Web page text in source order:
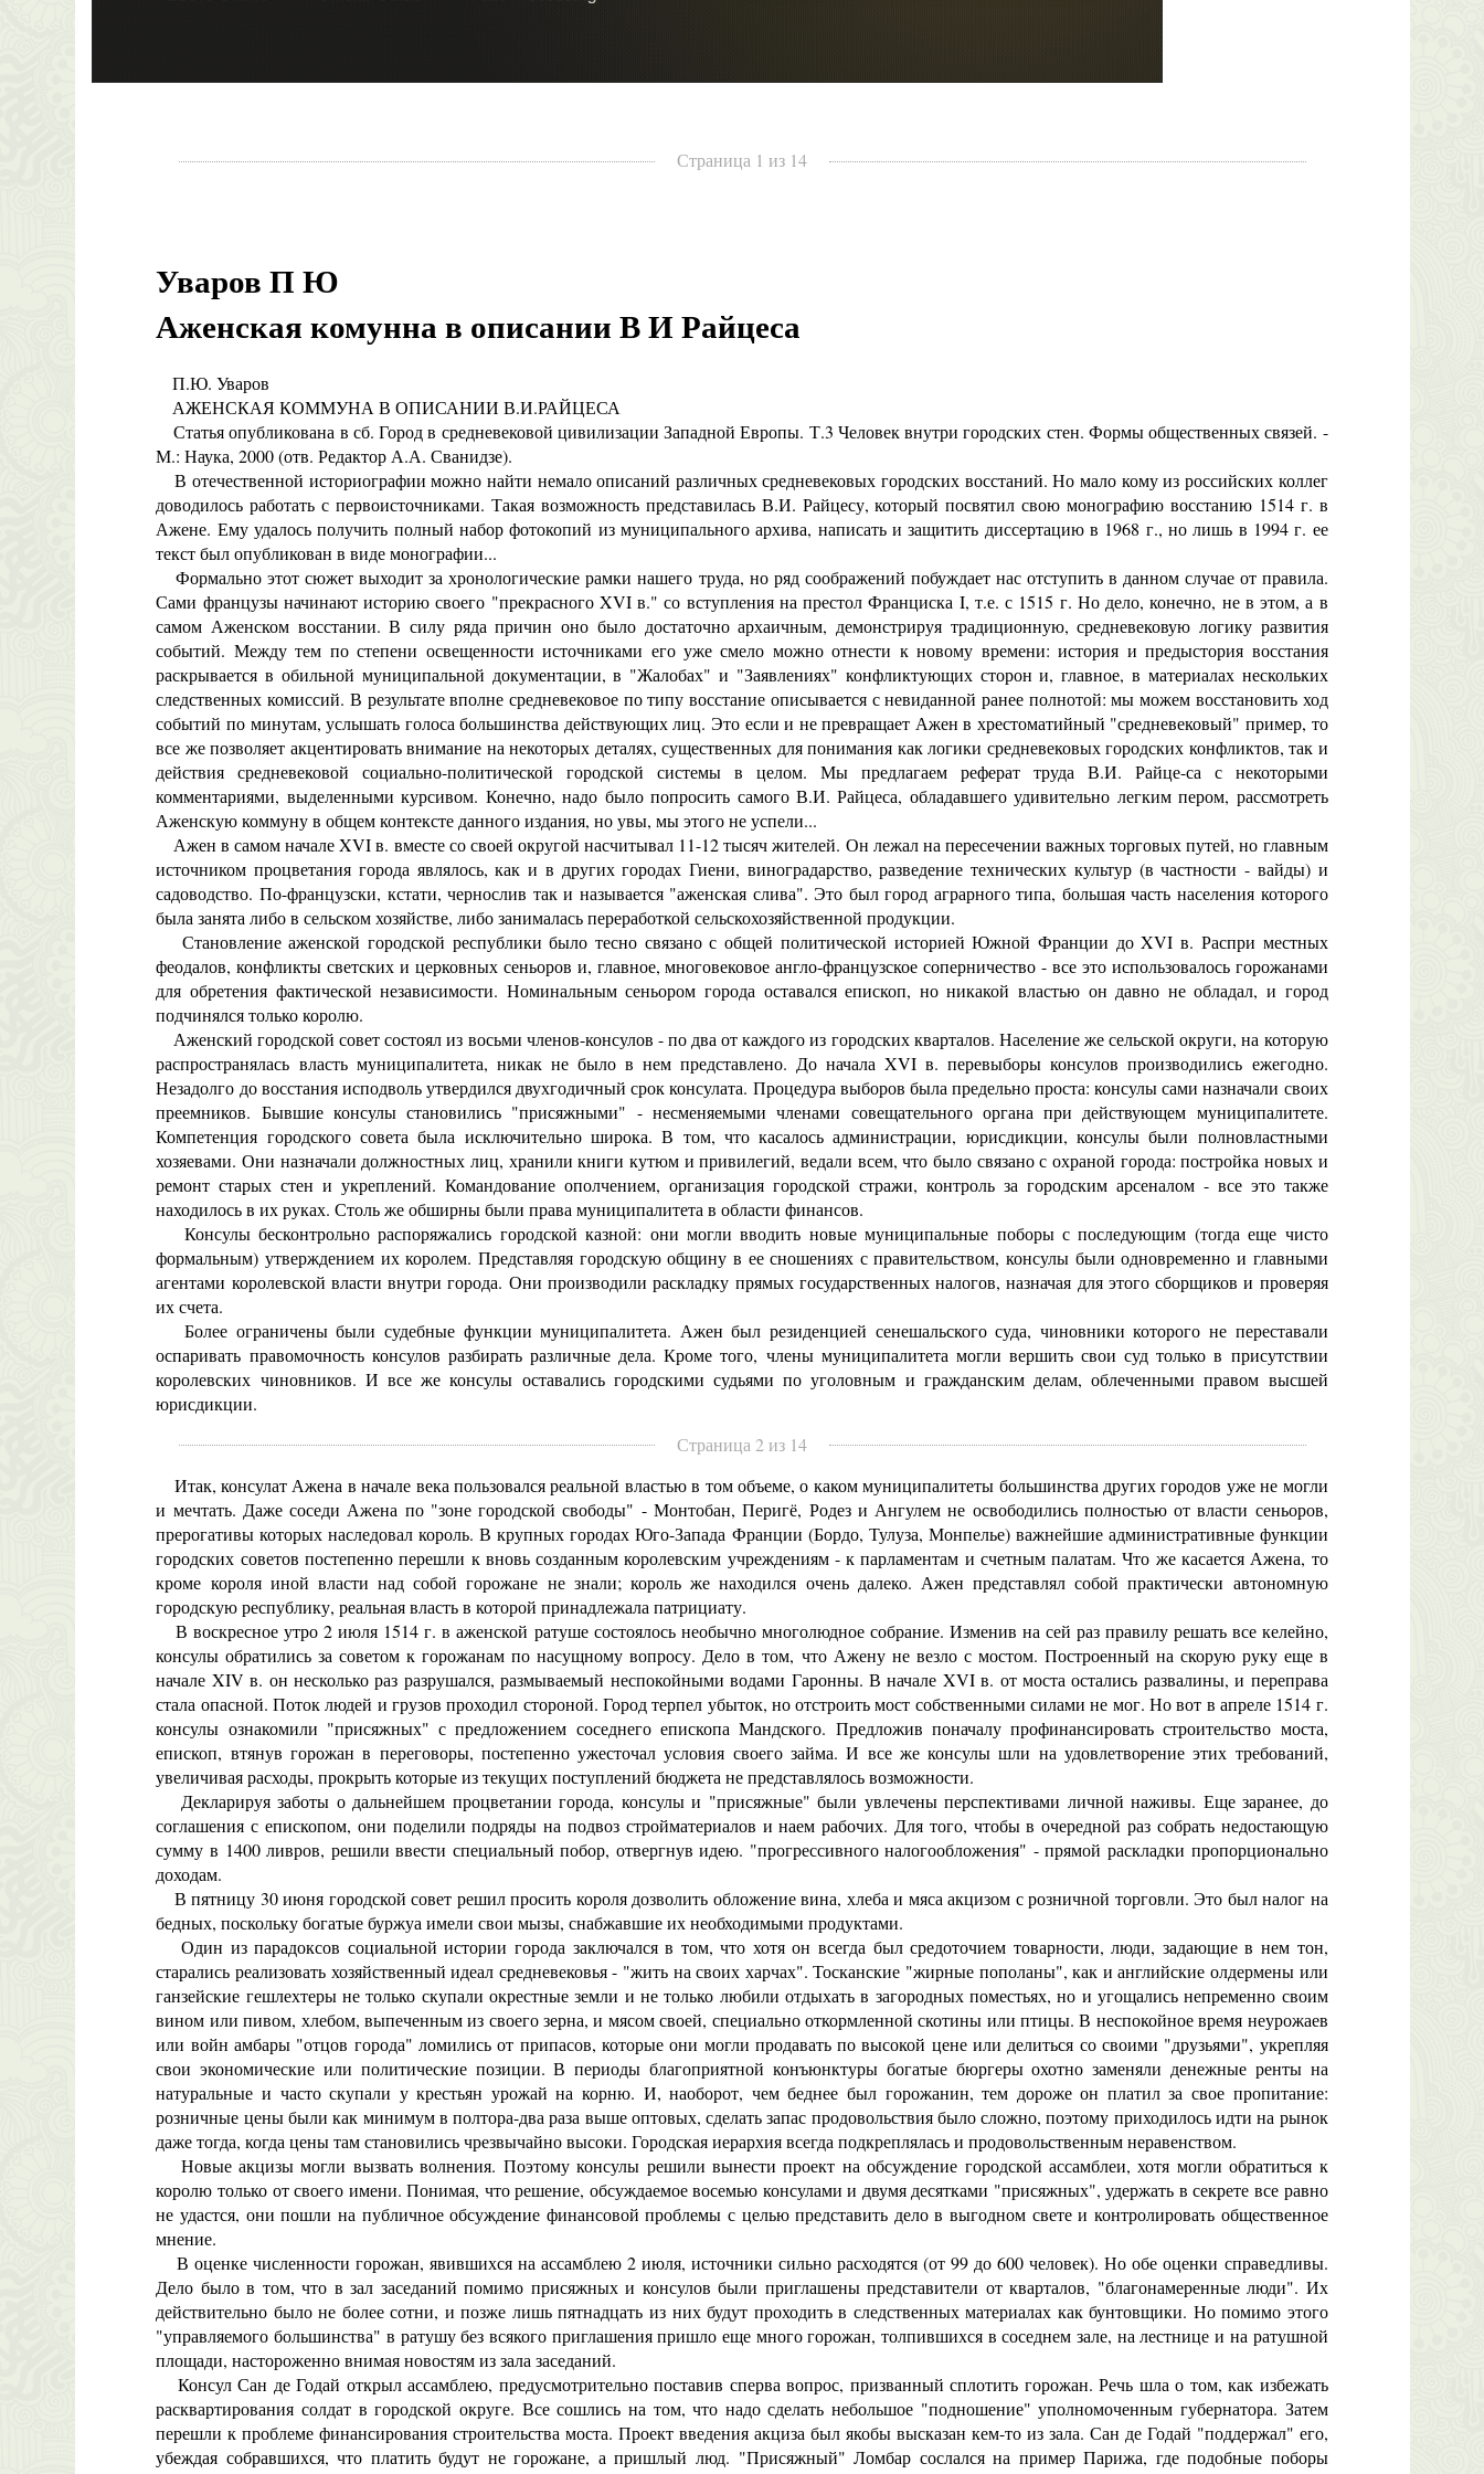
Страница 1 из 14
Уваров П Ю
Аженская комунна в описании В И Райцеса
П.Ю. Уваров
АЖЕНСКАЯ КОММУНА В ОПИСАНИИ В.И.РАЙЦЕСА
Статья опубликована в сб. Город в средневековой цивилизации Западной Европы. Т.3 Человек внутри городских стен. Формы общественных связей. -
М.: Наука, 2000 (отв. Редактор А.А. Сванидзе).
В отечественной историографии можно найти немало описаний различных средневековых городских восстаний. Но мало кому из российских коллег
доводилось работать с первоисточниками. Такая возможность представилась В.И. Райцесу, который посвятил свою монографию восстанию 1514 г. в
Ажене. Ему удалось получить полный набор фотокопий из муниципального архива, написать и защитить диссертацию в 1968 г., но лишь в 1994 г. ее
текст был опубликован в виде монографии...
Формально этот сюжет выходит за хронологические рамки нашего труда, но ряд соображений побуждает нас отступить в данном случае от правила.
Сами французы начинают историю своего "прекрасного XVI в." со вступления на престол Франциска I, т.е. с 1515 г. Но дело, конечно, не в этом, а в
самом Аженском восстании. В силу ряда причин оно было достаточно архаичным, демонстрируя традиционную, средневековую логику развития
событий. Между тем по степени освещенности источниками его уже смело можно отнести к новому времени: история и предыстория восстания
раскрывается в обильной муниципальной документации, в "Жалобах" и "Заявлениях" конфликтующих сторон и, главное, в материалах нескольких
следственных комиссий. В результате вполне средневековое по типу восстание описывается с невиданной ранее полнотой: мы можем восстановить ход
событий по минутам, услышать голоса большинства действующих лиц. Это если и не превращает Ажен в хрестоматийный "средневековый" пример, то
все же позволяет акцентировать внимание на некоторых деталях, существенных для понимания как логики средневековых городских конфликтов, так и
действия средневековой социально-политической городской системы в целом. Мы предлагаем реферат труда В.И. Райце-са с некоторыми
комментариями, выделенными курсивом. Конечно, надо было попросить самого В.И. Райцеса, обладавшего удивительно легким пером, рассмотреть
Аженскую коммуну в общем контексте данного издания, но увы, мы этого не успели...
Ажен в самом начале XVI в. вместе со своей округой насчитывал 11-12 тысяч жителей. Он лежал на пересечении важных торговых путей, но главным
источником процветания города являлось, как и в других городах Гиени, виноградарство, разведение технических культур (в частности - вайды) и
садоводство. По-французски, кстати, чернослив так и называется "аженская слива". Это был город аграрного типа, большая часть населения которого
была занята либо в сельском хозяйстве, либо занималась переработкой сельскохозяйственной продукции.
Становление аженской городской республики было тесно связано с общей политической историей Южной Франции до XVI в. Распри местных
феодалов, конфликты светских и церковных сеньоров и, главное, многовековое англо-французское соперничество - все это использовалось горожанами
для обретения фактической независимости. Номинальным сеньором города оставался епископ, но никакой властью он давно не обладал, и город
подчинялся только королю.
Аженский городской совет состоял из восьми членов-консулов - по два от каждого из городских кварталов. Население же сельской округи, на которую
распространялась власть муниципалитета, никак не было в нем представлено. До начала XVI в. перевыборы консулов производились ежегодно.
Незадолго до восстания исподволь утвердился двухгодичный срок консулата. Процедура выборов была предельно проста: консулы сами назначали своих
преемников. Бывшие консулы становились "присяжными" - несменяемыми членами совещательного органа при действующем муниципалитете.
Компетенция городского совета была исключительно широка. В том, что касалось администрации, юрисдикции, консулы были полновластными
хозяевами. Они назначали должностных лиц, хранили книги кутюм и привилегий, ведали всем, что было связано с охраной города: постройка новых и
ремонт старых стен и укреплений. Командование ополчением, организация городской стражи, контроль за городским арсеналом - все это также
находилось в их руках. Столь же обширны были права муниципалитета в области финансов.
Консулы бесконтрольно распоряжались городской казной: они могли вводить новые муниципальные поборы с последующим (тогда еще чисто
формальным) утверждением их королем. Представляя городскую общину в ее сношениях с правительством, консулы были одновременно и главными
агентами королевской власти внутри города. Они производили раскладку прямых государственных налогов, назначая для этого сборщиков и проверяя
их счета.
Более ограничены были судебные функции муниципалитета. Ажен был резиденцией сенешальского суда, чиновники которого не переставали
оспаривать правомочность консулов разбирать различные дела. Кроме того, члены муниципалитета могли вершить свои суд только в присутствии
королевских чиновников. И все же консулы оставались городскими судьями по уголовным и гражданским делам, облеченными правом высшей
юрисдикции.
Страница 2 из 14
Итак, консулат Ажена в начале века пользовался реальной властью в том объеме, о каком муниципалитеты большинства других городов уже не могли
и мечтать. Даже соседи Ажена по "зоне городской свободы" - Монтобан, Перигё, Родез и Ангулем не освободились полностью от власти сеньоров,
прерогативы которых наследовал король. В крупных городах Юго-Запада Франции (Бордо, Тулуза, Монпелье) важнейшие административные функции
городских советов постепенно перешли к вновь созданным королевским учреждениям - к парламентам и счетным палатам. Что же касается Ажена, то
кроме короля иной власти над собой горожане не знали; король же находился очень далеко. Ажен представлял собой практически автономную
городскую республику, реальная власть в которой принадлежала патрициату.
В воскресное утро 2 июля 1514 г. в аженской ратуше состоялось необычно многолюдное собрание. Изменив на сей раз правилу решать все келейно,
консулы обратились за советом к горожанам по насущному вопросу. Дело в том, что Ажену не везло с мостом. Построенный на скорую руку еще в
начале XIV в. он несколько раз разрушался, размываемый неспокойными водами Гаронны. В начале XVI в. от моста остались развалины, и переправа
стала опасной. Поток людей и грузов проходил стороной. Город терпел убыток, но отстроить мост собственными силами не мог. Но вот в апреле 1514 г.
консулы ознакомили "присяжных" с предложением соседнего епископа Мандского. Предложив поначалу профинансировать строительство моста,
епископ, втянув горожан в переговоры, постепенно ужесточал условия своего займа. И все же консулы шли на удовлетворение этих требований,
увеличивая расходы, прокрыть которые из текущих поступлений бюджета не представлялось возможности.
Декларируя заботы о дальнейшем процветании города, консулы и "присяжные" были увлечены перспективами личной наживы. Еще заранее, до
соглашения с епископом, они поделили подряды на подвоз стройматериалов и наем рабочих. Для того, чтобы в очередной раз собрать недостающую
сумму в 1400 ливров, решили ввести специальный побор, отвергнув идею. "прогрессивного налогообложения" - прямой раскладки пропорционально
доходам.
В пятницу 30 июня городской совет решил просить короля дозволить обложение вина, хлеба и мяса акцизом с розничной торговли. Это был налог на
бедных, поскольку богатые буржуа имели свои мызы, снабжавшие их необходимыми продуктами.
Один из парадоксов социальной истории города заключался в том, что хотя он всегда был средоточием товарности, люди, задающие в нем тон,
старались реализовать хозяйственный идеал средневековья - "жить на своих харчах". Тосканские "жирные пополаны", как и английские олдермены или
ганзейские гешлехтеры не только скупали окрестные земли и не только любили отдыхать в загородных поместьях, но и угощались непременно своим
вином или пивом, хлебом, выпеченным из своего зерна, и мясом своей, специально откормленной скотины или птицы. В неспокойное время неурожаев
или войн амбары "отцов города" ломились от припасов, которые они могли продавать по высокой цене или делиться со своими "друзьями", укрепляя
свои экономические или политические позиции. В периоды благоприятной конъюнктуры богатые бюргеры охотно заменяли денежные ренты на
натуральные и часто скупали у крестьян урожай на корню. И, наоборот, чем беднее был горожанин, тем дороже он платил за свое пропитание:
розничные цены были как минимум в полтора-два раза выше оптовых, сделать запас продовольствия было сложно, поэтому приходилось идти на рынок
даже тогда, когда цены там становились чрезвычайно высоки. Городская иерархия всегда подкреплялась и продовольственным неравенством.
Новые акцизы могли вызвать волнения. Поэтому консулы решили вынести проект на обсуждение городской ассамблеи, хотя могли обратиться к
королю только от своего имени. Понимая, что решение, обсуждаемое восемью консулами и двумя десятками "присяжных", удержать в секрете все равно
не удастся, они пошли на публичное обсуждение финансовой проблемы с целью представить дело в выгодном свете и контролировать общественное
мнение.
В оценке численности горожан, явившихся на ассамблею 2 июля, источники сильно расходятся (от 99 до 600 человек). Но обе оценки справедливы.
Дело было в том, что в зал заседаний помимо присяжных и консулов были приглашены представители от кварталов, "благонамеренные люди". Их
действительно было не более сотни, и позже лишь пятнадцать из них будут проходить в следственных материалах как бунтовщики. Но помимо этого
"управляемого большинства" в ратушу без всякого приглашения пришло еще много горожан, толпившихся в соседнем зале, на лестнице и на ратушной
площади, настороженно внимая новостям из зала заседаний.
Консул Сан де Годай открыл ассамблею, предусмотрительно поставив сперва вопрос, призванный сплотить горожан. Речь шла о том, как избежать
расквартирования солдат в городской округе. Все сошлись на том, что надо сделать небольшое "подношение" уполномоченным губернатора. Затем
перешли к проблеме финансирования строительства моста. Проект введения акциза был якобы высказан кем-то из зала. Сан де Годай "поддержал" его,
убеждая собравшихся, что платить будут не горожане, а пришлый люд. "Присяжный" Ломбар сослался на пример Парижа, где подобные поборы